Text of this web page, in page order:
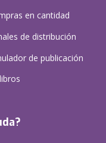
en cantidad
de distribución
de publicación